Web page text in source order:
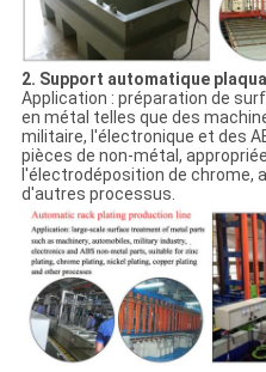
2. Support automatique
Application : préparation de
en métal telles que des
militaire, l'électronique et des
pièces de non-métal,
l'électrodéposition de chrome,
d'autres processus.